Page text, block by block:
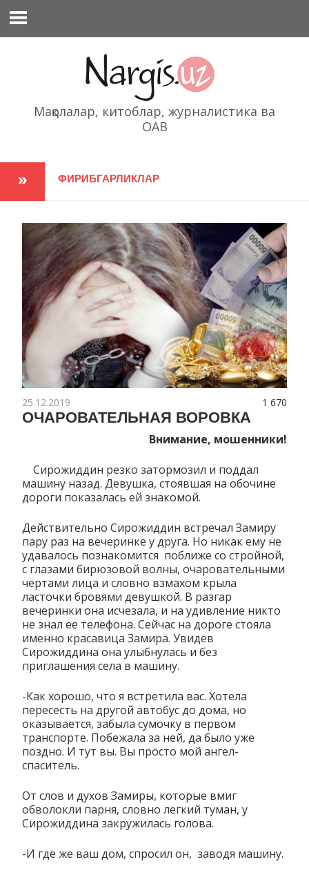
содержимому
Мақолалар, китоблар, журналистика ва
ОАВ
ФИРИБГАРЛИКЛАР
1 670
25.12.2019
ОЧАРОВАТЕЛЬНАЯ ВОРОВКА
Внимание, мошенники!
Сирожиддин резко затормозил и поддал
машину назад. Девушка, стоявшая на обочине
дороги показалась ей знакомой.
Действительно Сирожиддин встречал Замиру
пару раз на вечеринке у друга. Но никак ему не
удавалось познакомится поближе со стройной,
с глазами бирюзовой волны, очаровательными
чертами лица и словно взмахом крыла
ласточки бровями девушкой. В разгар
вечеринки она исчезала, и на удивление никто
не знал ее телефона. Сейчас на дороге стояла
именно красавица Замира. Увидев
Сирожиддина она улыбнулась и без
приглашения села в машину.
-Как хорошо, что я встретила вас. Хотела
пересесть на другой автобус до дома, но
оказывается, забыла сумочку в первом
транспорте. Побежала за ней, да было уже
поздно. И тут вы. Вы просто мой ангел-
спаситель.
От слов и духов Замиры, которые вмиг
обволокли парня, словно легкий туман, у
Сирожиддина закружилась голова.
-И где же ваш дом, спросил он, заводя машину.